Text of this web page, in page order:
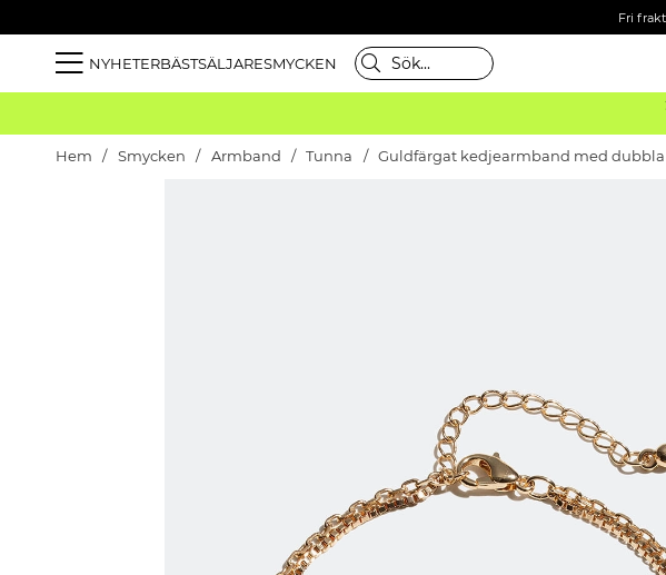
Fri
NYHETERBÄSTSÄLJARESMYCKEN
Hem Smycken Armband Tunna Guldfärgat kedjearmband med